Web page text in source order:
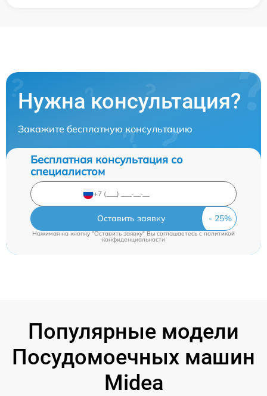
Нужна консультация?
Закажите бесплатную консультацию
Бесплатная консультация со
специалистом
Оставить заявку
Нажимая на кнопку "Оставить заявку" Вы соглашаетесь cполитикой
конфиденциальности
Популярные модели
Посудомоечных машин
Midea